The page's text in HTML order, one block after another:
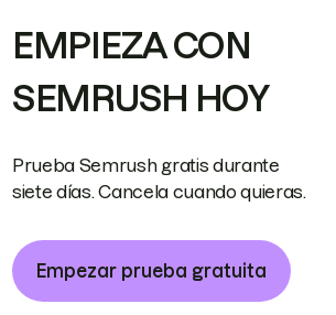
EMPIEZA CON
SEMRUSH HOY
Prueba Semrush gratis durante
siete días. Cancela cuando quieras.
Empezar prueba gratuita